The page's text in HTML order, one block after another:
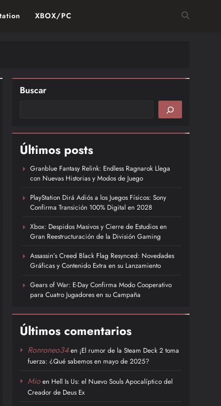
XBOX/PC
Buscar
Últimos posts
Granblue Fantasy Relink: Endless Ragnarok Llega
con Nuevas Historias y Modos de Juego
PlayStation Dirá Adiós a los Juegos Físicos: Sony
Confirma Transición 100% Digital en 2028
Xbox: Despidos Masivos y Cierre de Estudios en
Gran Reestructuración de la División Gaming
Assassin’s Creed Black Flag Resynced: Novedades
Gráficas y Contenido Extra en su Lanzamiento
Gears of War: E-Day Confirma Modo Cooperativo
para Cuatro Jugadores en su Campaña
Últimos comentarios
Ronroneo34en ¡El rumor de la Steam Deck 2 toma
fuerza: ¿Qué sabemos en mayo de 2025?
Mioen Hell Is Us: el Nuevo Souls Apocalíptico del
Creador de Deus Ex